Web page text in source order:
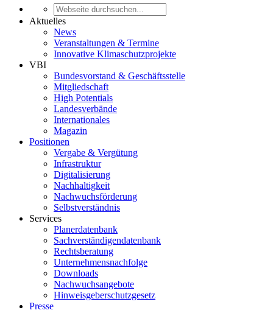
Aktuelles
News
Veranstaltungen & Termine
Innovative Klimaschutzprojekte
VBI
Bundesvorstand & Geschäftsstelle
Mitgliedschaft
High Potentials
Landesverbände
Internationales
Magazin
Positionen
Vergabe & Vergütung
Infrastruktur
Digitalisierung
Nachhaltigkeit
Nachwuchsförderung
Selbstverständnis
Services
Planerdatenbank
Sachverständigendatenbank
Rechtsberatung
Unternehmensnachfolge
Downloads
Nachwuchsangebote
Hinweisgeberschutzgesetz
Presse